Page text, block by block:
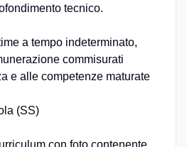
tecnico.
a tempo indeterminato,
commisurati
e alle competenze maturate
(SS)
con foto contenente